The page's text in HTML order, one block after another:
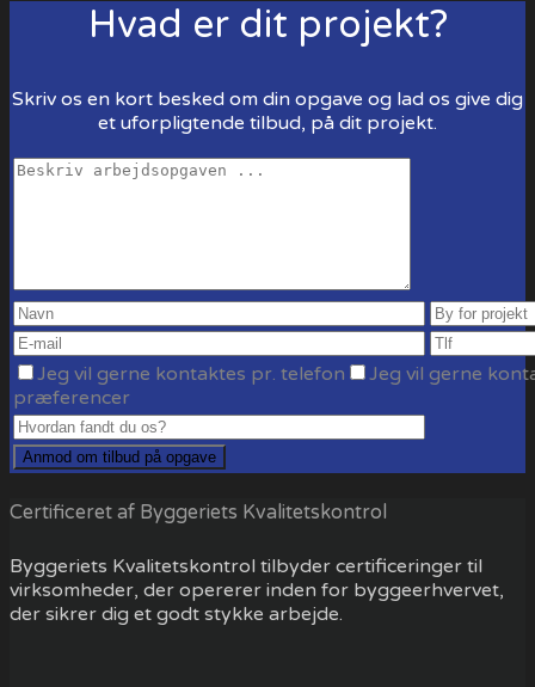
Hvad er dit projekt?
Skriv os en kort besked om din opgave og lad os give dig
et uforpligtende tilbud, på dit projekt.
Jeg vil gerne kontaktes pr. telefon
Jeg vil gerne
præferencer
Certificeret af Byggeriets Kvalitetskontrol
Byggeriets Kvalitetskontrol tilbyder certificeringer til
virksomheder, der opererer inden for byggeerhvervet,
der sikrer dig et godt stykke arbejde.